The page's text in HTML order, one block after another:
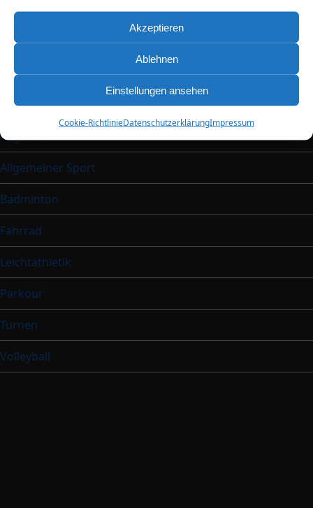
Akzeptieren
Ablehnen
Einstellungen ansehen
Cookie-RichtlinieDatenschutzerklärungImpressum
Extremlauf Ultrabalaton 2024
Kategorien
Allgemein
Allgemeiner Sport
Badminton
Fahrrad
Leichtathletik
Parkour
Turnen
Volleyball